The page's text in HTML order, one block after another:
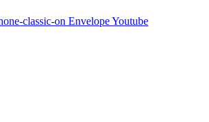
classic-on EnvelopeYoutube